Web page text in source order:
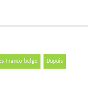
Franco-belge Dupuis